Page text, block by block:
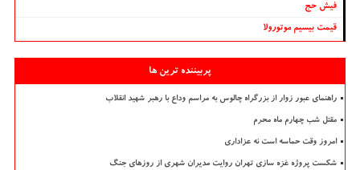
فیش حج
قیمت بیسیم موتورولا
پربیننده ترین ها
راهنمای عبور زوار از بزرگراه چالوس به مراسم وداع با رهبر شهید انقلاب
مقتل شب چهارم ماه محرم
امروز وقت حماسه است نه عزاداری
شکست پروژه غزه سازی تهران روایت مدیران شهری از روزهای جنگ